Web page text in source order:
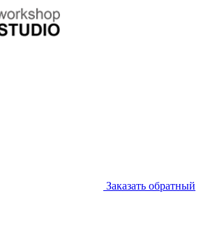
Заказать обратный